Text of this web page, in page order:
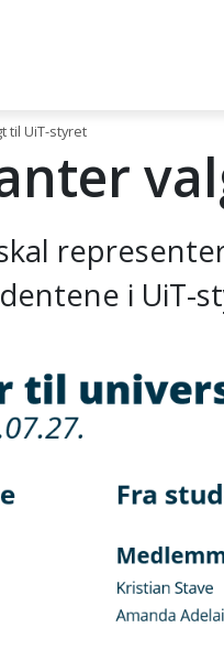
til UiT-styret
i UiT-